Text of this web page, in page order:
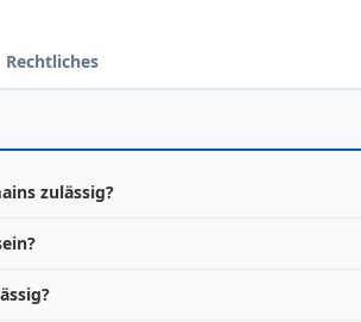
Rechtliches
zulässig?